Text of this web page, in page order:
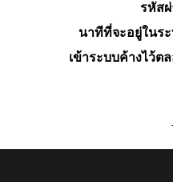
รหัส
นาทีที่จะอยู่ในร
เข้าระบบค้างไว้ต